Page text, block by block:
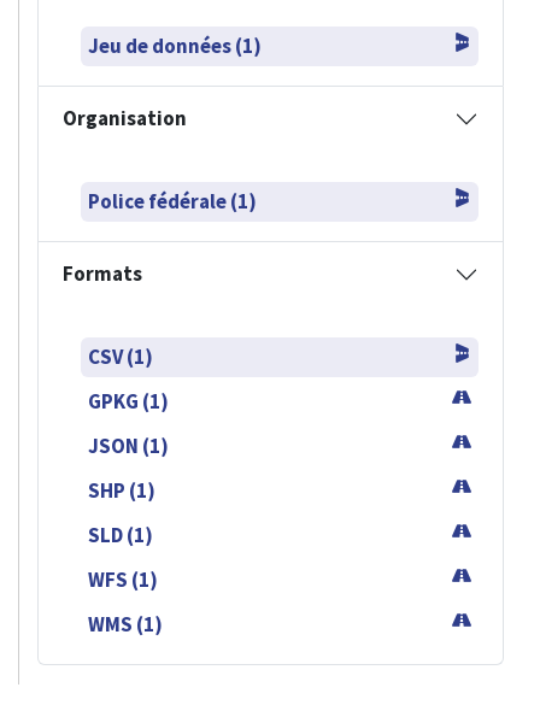
Jeu de données (1)
Organisation
Police fédérale (1)
Formats
CSV (1)
GPKG (1)
JSON (1)
SHP (1)
SLD (1)
WFS (1)
WMS (1)